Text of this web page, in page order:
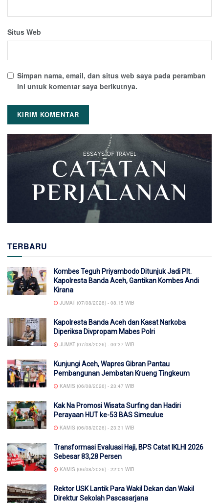
Situs Web
Simpan nama, email, dan situs web saya pada peramban
ini untuk komentar saya berikutnya.
TERBARU
Kombes Teguh Priyambodo Ditunjuk Jadi Plt.
Kapolresta Banda Aceh, Gantikan Kombes Andi
Kirana
JUMAT (07/08/2026) - 08:15 WIB
Kapolresta Banda Aceh dan Kasat Narkoba
Diperiksa Divpropam Mabes Polri
JUMAT (07/08/2026) - 00:37 WIB
Kunjungi Aceh, Wapres Gibran Pantau
Pembangunan Jembatan Krueng Tingkeum
KAMIS (06/08/2026) - 23:47 WIB
Kak Na Promosi Wisata Surfing dan Hadiri
Perayaan HUT ke-53 BAS Simeulue
KAMIS (06/08/2026) - 23:31 WIB
Transformasi Evaluasi Haji, BPS Catat IKLHI 2026
Sebesar 83,28 Persen
KAMIS (06/08/2026) - 22:01 WIB
Rektor USK Lantik Para Wakil Dekan dan Wakil
Direktur Sekolah Pascasarjana